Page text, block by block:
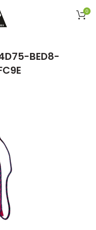
0
BED8-